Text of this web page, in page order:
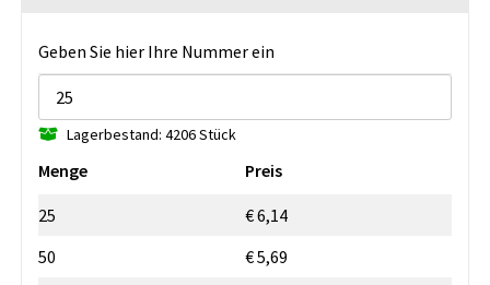
Geben Sie hier Ihre Nummer ein
Lagerbestand: 4206 Stück
Menge Preis
25
€ 6,14
50
€ 5,69